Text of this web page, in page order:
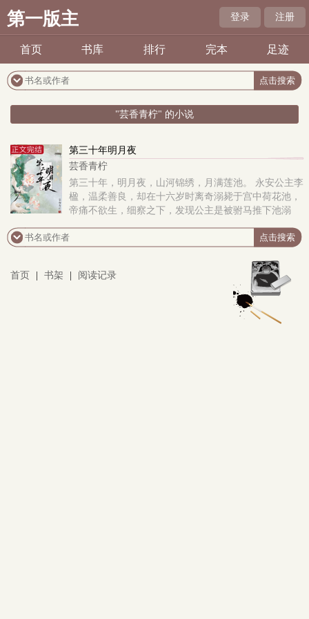
第一版主 登录 注册
首页 书库 排行 完本 足迹
"芸香青柠" 的小说
第三十年明月夜
芸香青柠
第三十年，明月夜，山河锦绣，月满莲池。 永安公主李
楹，温柔善良，却在十六岁时离奇溺毙于宫中荷花池，
帝痛不欲生，细察之下，发现公主是被驸马推下池溺
首页 书架 阅读记录